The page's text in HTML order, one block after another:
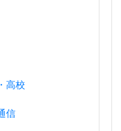
高校
信